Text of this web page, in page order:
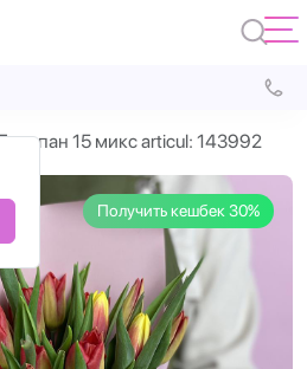
15 микс articul: 143992
Получить кешбек 30%